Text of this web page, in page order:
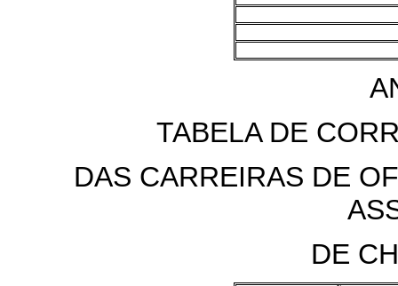
TABELA DE
DAS CARREIRAS DE
DE